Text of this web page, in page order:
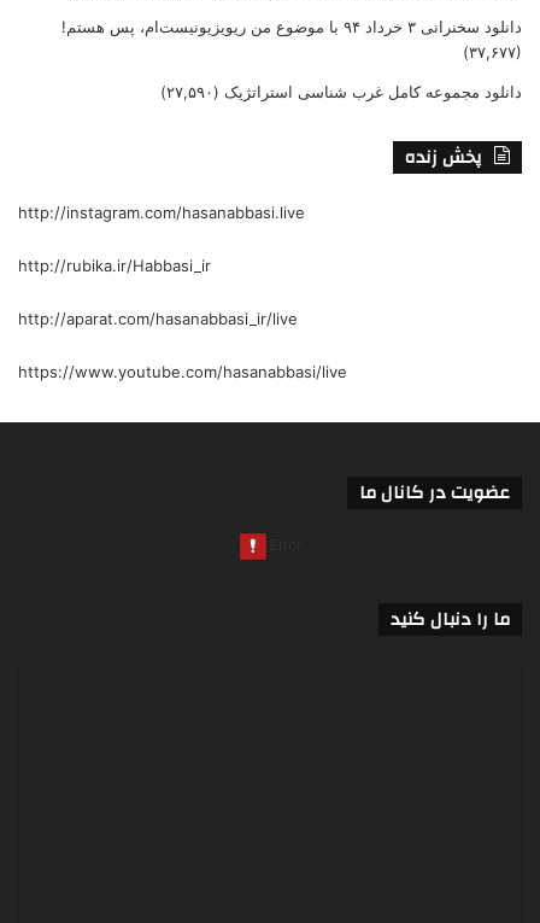
دانلود سخنرانی ۳ خرداد ۹۴ با موضوع من ریویزیونیست‌ام، پس هستم!
(۳۷,۶۷۷)
دانلود مجموعه کامل غرب شناسی استراتژیک (۲۷,۵۹۰)
پخش زنده
http://instagram.com/hasanabbasi.live
http://rubika.ir/Habbasi_ir
http://aparat.com/hasanabbasi_ir/live
https://www.youtube.com/hasanabbasi/live
عضویت در کانال ما
ما را دنبال کنید